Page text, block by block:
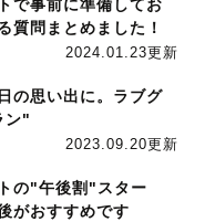
で事前に準備してお
質問まとめました！
2024.01.23更新
の思い出に。ラブグ
ン"
2023.09.20更新
の"午後割"スター
がおすすめです